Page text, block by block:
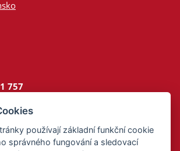
757
používají základní funkční cookie
správného fungování a sledovací